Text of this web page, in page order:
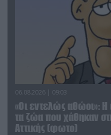
06.08.2026 | 09:03
«Οι εντελώς αθώοι»: Η
τα ζώα που χάθηκαν
Αττικής (φωτο)